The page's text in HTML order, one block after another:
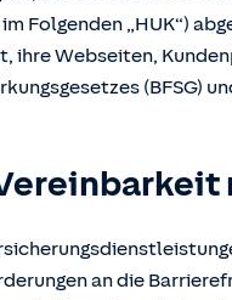
Folgenden „HUK“)
ihre Webseiten,
(BFSG)
an die